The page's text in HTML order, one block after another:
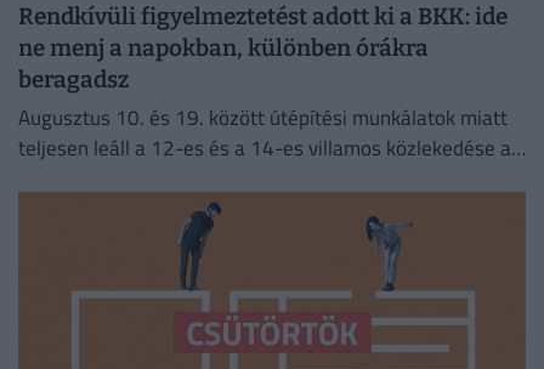
Rendkívüli figyelmeztetést adott ki a BKK: ide
ne menj a napokban, különben órákra
beragadsz
Augusztus 10. és 19. között útépítési munkálatok miatt
teljesen leáll a 12-es és a 14-es villamos közlekedése a